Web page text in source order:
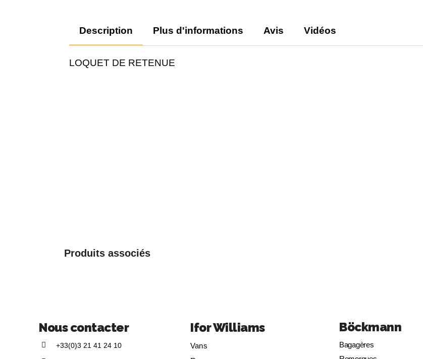
Description Plus d'informations Avis Vidéos
LOQUET DE RETENUE
Produits associés
Nous contacter
+33(0)3 21 41 24 10
Ifor Williams
Vans
Böckmann
Bagagères